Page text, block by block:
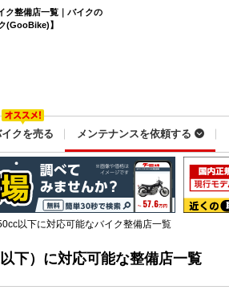
ク整備店一覧｜バイクの
(GooBike)】
クを売る メンテナンスを依頼する
以下に対応可能なバイク整備店一覧
下）に対応可能な整備店一覧